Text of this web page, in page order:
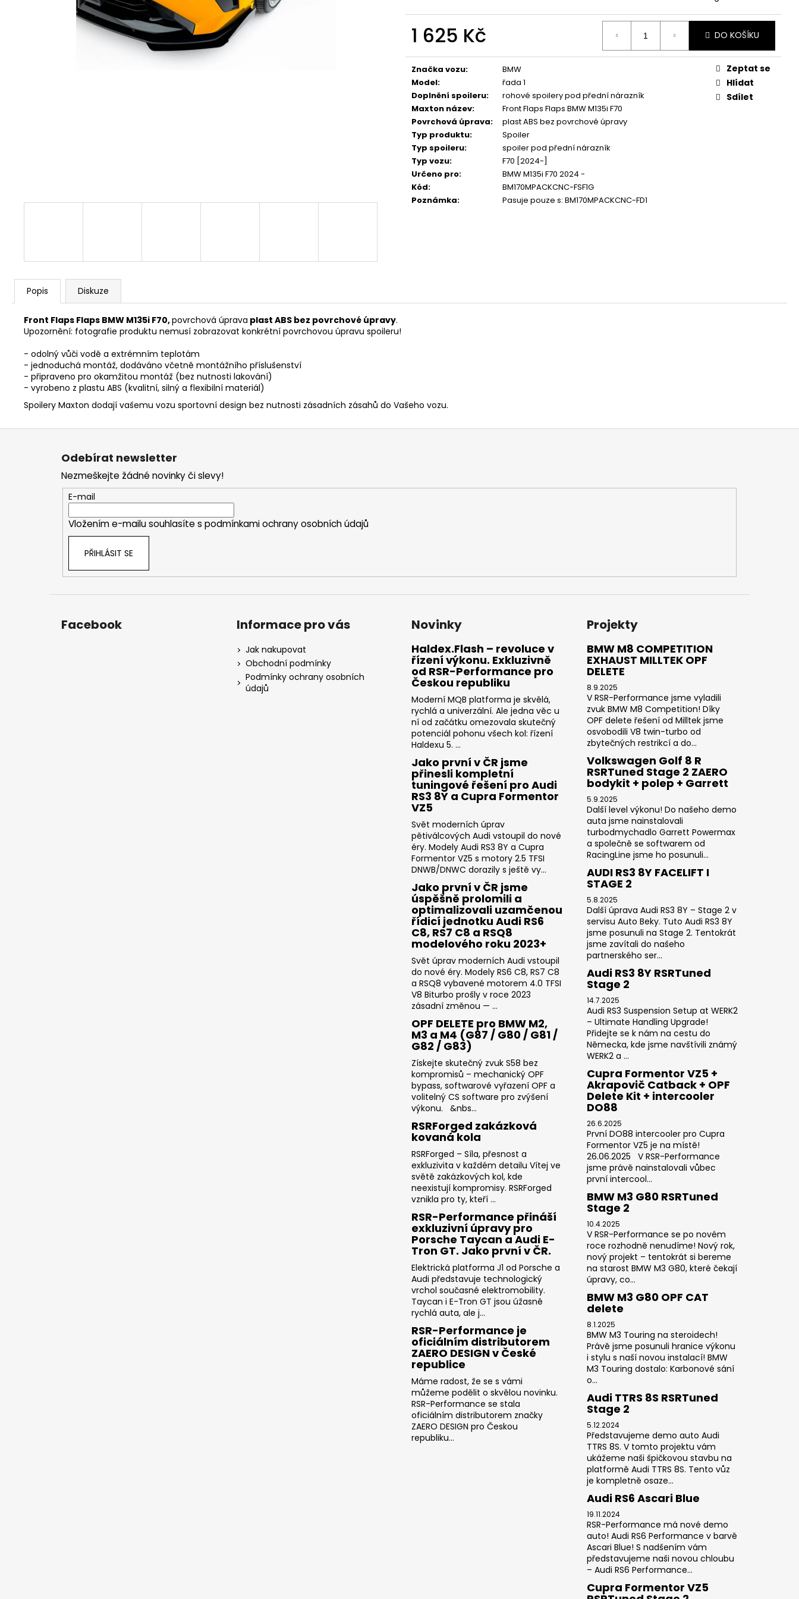
1 625 Kč
cena:
DO KOŠÍKU
Značka vozu:
BMW
Model:
řada 1
Doplnění spoileru:
rohové spoilery pod přední nárazník
Maxton název:
Front Flaps Flaps BMW M135i F70
Povrchová úprava:
plast ABS bez povrchové úpravy
Typ produktu:
Spoiler
Typ spoileru:
spoiler pod přední nárazník
Typ vozu:
F70 [2024-]
Určeno pro:
BMW M135i F70 2024 -
Kód:
BM170MPACKCNC-FSF1G
Poznámka: Pasuje pouze s: BM170MPACKCNC-FD1
Zeptat se
Hlídat
Sdílet
Popis Diskuze
Front Flaps Flaps BMW M135i F70,povrchová úprava plast ABS bez povrchové úpravy.
Upozornění: fotografie produktu nemusí zobrazovat konkrétní povrchovou úpravu spoileru!
- odolný vůči vodě a extrémním teplotám
- jednoduchá montáž, dodáváno včetně montážního příslušenství
- připraveno pro okamžitou montáž (bez nutnosti lakování)
- vyrobeno z plastu ABS (kvalitní, silný a flexibilní materiál)
Spoilery Maxton dodají vašemu vozu sportovní design bez nutnosti zásadních zásahů do Vašeho vozu.
RSR-PERFORMANCE DÁRKOVÝ POUKAZ
VOUCHER ON-LINE
100 Kč
NGK ČERVENÝ ZAPALOVACÍ MODUL
2.0TFSI 2.0TSI EA113 EA888.1/2 2.5TFSI
APR SPORTOVNÍ ZAPALOVACÍ MODUL
2.0TSI 2.5TFSI A DALŠÍ
1 490 Kč
Z
Odebírat newsletter
Nezmeškejte žádné novinky či slevy!
E-mail
Vložením e-mailu souhlasíte s podmínkami ochrany osobních údajů
PŘIHLÁSIT SE
Facebook Informace pro vás
Jak nakupovat
Obchodní podmínky
Podmínky ochrany osobních
údajů
Novinky
Haldex.Flash – revoluce v
řízení výkonu. Exkluzivně
od RSR-Performance pro
Českou republiku
Moderní MQB platforma je skvělá,
rychlá a univerzální. Ale jedna věc u
ní od začátku omezovala skutečný
potenciál pohonu všech kol: řízení
Haldexu 5. ...
Jako první v ČR jsme
přinesli kompletní
tuningové řešení pro Audi
RS3 8Y a Cupra Formentor
VZ5
Svět moderních úprav
pětiválcových Audi vstoupil do nové
éry. Modely Audi RS3 8Y a Cupra
Formentor VZ5 s motory 2.5 TFSI
DNWB/DNWC dorazily s ještě vy...
Jako první v ČR jsme
úspěšně prolomili a
optimalizovali uzamčenou
řídicí jednotku Audi RS6
C8, RS7 C8 a RSQ8
modelového roku 2023+
Svět úprav moderních Audi vstoupil
do nové éry. Modely RS6 C8, RS7 C8
a RSQ8 vybavené motorem 4.0 TFSI
V8 Biturbo prošly v roce 2023
zásadní změnou — ...
OPF DELETE pro BMW M2,
M3 a M4 (G87 / G80 / G81 /
G82 / G83)
Získejte skutečný zvuk S58 bez
kompromisů – mechanický OPF
bypass, softwarové vyřazení OPF a
volitelný CS software pro zvýšení
výkonu. &nbs...
RSRForged zakázková
kovaná kola
RSRForged – Síla, přesnost a
exkluzivita v každém detailu Vítej ve
světě zakázkových kol, kde
neexistují kompromisy. RSRForged
vznikla pro ty, kteří ...
RSR-Performance přináší
exkluzivní úpravy pro
Porsche Taycan a Audi E-
Tron GT. Jako první v ČR.
Elektrická platforma J1 od Porsche a
Audi představuje technologický
vrchol současné elektromobility.
Taycan i E-Tron GT jsou úžasně
rychlá auta, ale j...
RSR-Performance je
oficiálním distributorem
ZAERO DESIGN v České
republice
Máme radost, že se s vámi
můžeme podělit o skvělou novinku.
RSR-Performance se stala
oficiálním distributorem značky
ZAERO DESIGN pro Českou
republiku...
Projekty
BMW M8 COMPETITION
EXHAUST MILLTEK OPF
DELETE
8.9.2025
V RSR-Performance jsme vyladili
zvuk BMW M8 Competition! Díky
OPF delete řešení od Milltek jsme
osvobodili V8 twin-turbo od
zbytečných restrikcí a do...
Volkswagen Golf 8 R
RSRTuned Stage 2 ZAERO
bodykit + polep + Garrett
5.9.2025
Další level výkonu! Do našeho demo
auta jsme nainstalovali
turbodmychadlo Garrett Powermax
a společně se softwarem od
RacingLine jsme ho posunuli...
AUDI RS3 8Y FACELIFT I
STAGE 2
5.8.2025
Další úprava Audi RS3 8Y – Stage 2 v
servisu Auto Beky. Tuto Audi RS3 8Y
jsme posunuli na Stage 2. Tentokrát
jsme zavítali do našeho
partnerského ser...
Audi RS3 8Y RSRTuned
Stage 2
14.7.2025
Audi RS3 Suspension Setup at WERK2
– Ultimate Handling Upgrade!
Přidejte se k nám na cestu do
Německa, kde jsme navštívili známý
WERK2 a ...
Cupra Formentor VZ5 +
Akrapovič Catback + OPF
Delete Kit + intercooler
DO88
26.6.2025
První DO88 intercooler pro Cupra
Formentor VZ5 je na místě!
26.06.2025 V RSR-Performance
jsme právě nainstalovali vůbec
první intercool...
BMW M3 G80 RSRTuned
Stage 2
10.4.2025
V RSR-Performance se po novém
roce rozhodně nenudíme! Nový rok,
nový projekt – tentokrát si bereme
na starost BMW M3 G80, které čekají
úpravy, co...
BMW M3 G80 OPF CAT
delete
8.1.2025
BMW M3 Touring na steroidech!
Právě jsme posunuli hranice výkonu
i stylu s naší novou instalací! BMW
M3 Touring dostalo: Karbonové sání
o...
Audi TTRS 8S RSRTuned
Stage 2
5.12.2024
Představujeme demo auto Audi
TTRS 8S. V tomto projektu vám
ukážeme naši špičkovou stavbu na
platformě Audi TTRS 8S. Tento vůz
je kompletně osaze...
Audi RS6 Ascari Blue
19.11.2024
RSR-Performance má nové demo
auto! Audi RS6 Performance v barvě
Ascari Blue! S nadšením vám
představujeme naši novou chloubu
– Audi RS6 Performance...
Cupra Formentor VZ5